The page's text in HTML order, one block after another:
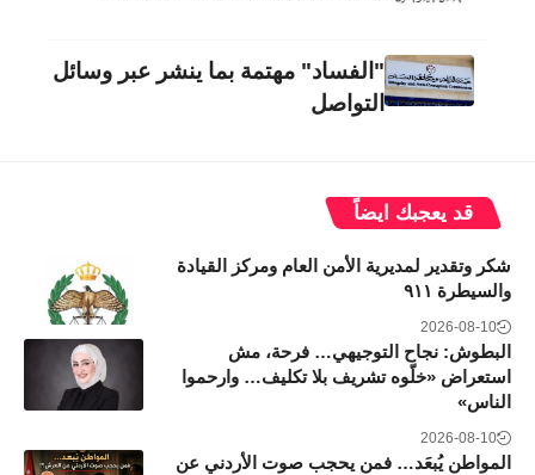
"الفساد" مهتمة بما ينشر عبر وسائل
التواصل
قد يعجبك ايضاً
شكر وتقدير لمديرية الأمن العام ومركز القيادة
والسيطرة ٩١١
2026-08-10
البطوش: نجاح التوجيهي… فرحة، مش
استعراض «خلّوه تشريف بلا تكليف… وارحموا
الناس»
2026-08-10
المواطن يُبعَد… فمن يحجب صوت الأردني عن